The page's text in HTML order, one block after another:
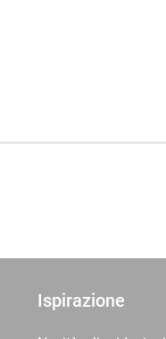
Ispirazione